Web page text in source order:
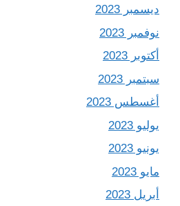
ديسمبر 2023
نوفمبر 2023
أكتوبر 2023
سبتمبر 2023
أغسطس 2023
يوليو 2023
يونيو 2023
مايو 2023
أبريل 2023